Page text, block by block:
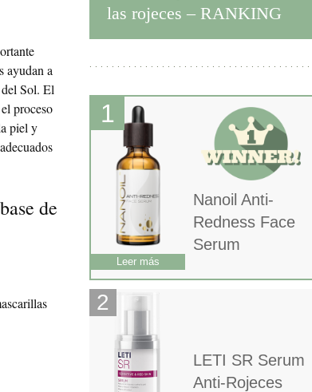
ayudan a
Sol. El
proceso
piel y
de
las rojeces – RANKING
Nanoil Anti-
Redness Face
Serum
Leer más
LETI SR Serum
Anti-Rojeces